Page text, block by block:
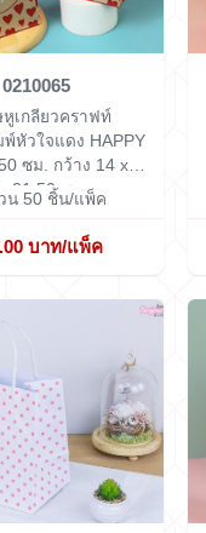
0210065
หูเกลียวคราฟท์
หัวใจแดง HAPPY
ซม. กว้าง 14 x
21.50 ซม.
น 50 ชิ้น/แพ็ค
บาท/แพ็ค